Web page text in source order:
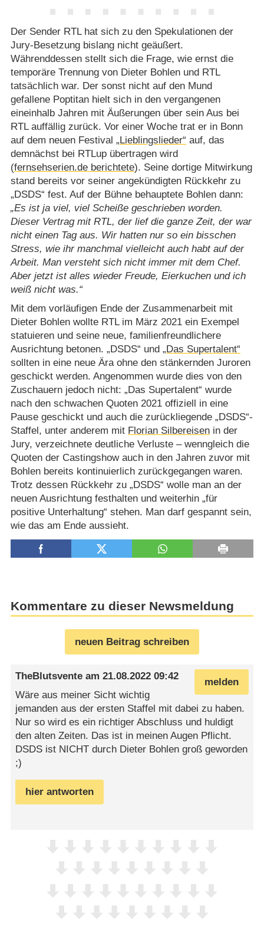
Der Sender RTL hat sich zu den Spekulationen der
Jury-Besetzung bislang nicht geäußert.
Währenddessen stellt sich die Frage, wie ernst die
temporäre Trennung von Dieter Bohlen und RTL
tatsächlich war. Der sonst nicht auf den Mund
gefallene Poptitan hielt sich in den vergangenen
eineinhalb Jahren mit Äußerungen über sein Aus bei
RTL auffällig zurück. Vor einer Woche trat er in Bonn
auf dem neuen Festival „Lieblingslieder“ auf, das
demnächst bei RTLup übertragen wird
(fernsehserien.de berichtete). Seine dortige Mitwirkung
stand bereits vor seiner angekündigten Rückkehr zu
„DSDS“ fest. Auf der Bühne behauptete Bohlen dann:
Es ist ja viel, viel Scheiße geschrieben worden.
Dieser Vertrag mit RTL, der lief die ganze Zeit, der war
nicht einen Tag aus. Wir hatten nur so ein bisschen
Stress, wie ihr manchmal vielleicht auch habt auf der
Arbeit. Man versteht sich nicht immer mit dem Chef.
Aber jetzt ist alles wieder Freude, Eierkuchen und ich
weiß nicht was.
Mit dem vorläufigen Ende der Zusammenarbeit mit
Dieter Bohlen wollte RTL im März 2021 ein Exempel
statuieren und seine neue, familienfreundlichere
Ausrichtung betonen. „DSDS“ und „Das Supertalent“
sollten in eine neue Ära ohne den stänkernden Juroren
geschickt werden. Angenommen wurde dies von den
Zuschauern jedoch nicht: „Das Supertalent“ wurde
nach den schwachen Quoten 2021 offiziell in eine
Pause geschickt und auch die zurückliegende „DSDS“-
Staffel, unter anderem mit Florian Silbereisenin der
Jury, verzeichnete deutliche Verluste – wenngleich die
Quoten der Castingshow auch in den Jahren zuvor mit
Bohlen bereits kontinuierlich zurückgegangen waren.
Trotz dessen Rückkehr zu „DSDS“ wolle man an der
neuen Ausrichtung festhalten und weiterhin „für
positive Unterhaltung“ stehen. Man darf gespannt sein,
wie das am Ende aussieht.
Kommentare zu dieser Newsmeldung
neuen Beitrag schreiben
melden
TheBlutsvente am21.08.2022 09:42
Wäre aus meiner Sicht wichtig
jemanden aus der ersten Staffel mit dabei zu haben.
Nur so wird es ein richtiger Abschluss und huldigt
den alten Zeiten. Das ist in meinen Augen Pflicht.
DSDS ist NICHT durch Dieter Bohlen groß geworden
;)
hier antworten